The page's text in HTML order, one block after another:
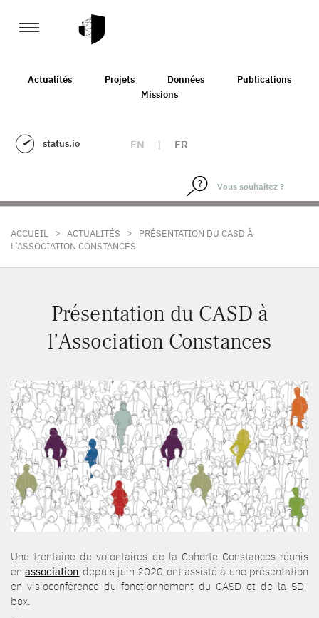
Actualités Projets Données
Publications
Missions
status.io EN | FR
ACCUEIL > ACTUALITÉS >
PRÉSENTATION DU CASD À
L’ASSOCIATION CONSTANCES
Présentation du CASD à
l’Association Constances
Une trentaine de volontaires de la Cohorte Constances réunis
enassociation depuis juin 2020 ont assisté à une présentation
en visioconférence du fonctionnement du CASD et de la SD-
box.